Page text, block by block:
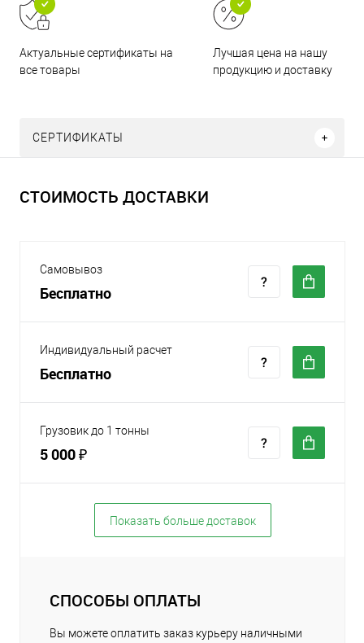
Актуальные сертификаты на
все товары
Лучшая цена на нашу
продукцию и доставку
СЕРТИФИКАТЫ
СТОИМОСТЬ ДОСТАВКИ
Самовывоз
Бесплатно
Индивидуальный расчет
Бесплатно
Грузовик до 1 тонны
5 000 ₽
Показать больше доставок
СПОСОБЫ ОПЛАТЫ
Вы можете оплатить заказ курьеру наличными